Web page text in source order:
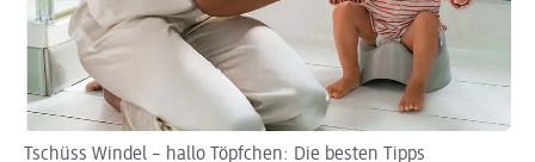
Tschüss Windel – hallo Töpfchen: Die besten Tipps